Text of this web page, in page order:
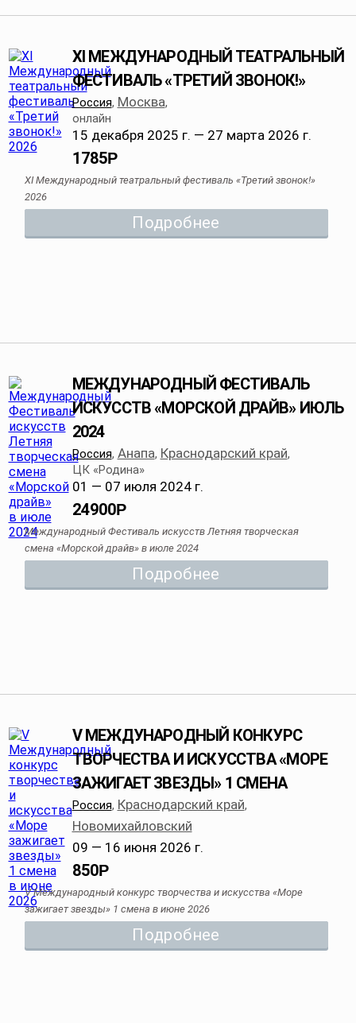
XI МЕЖДУНАРОДНЫЙ ТЕАТРАЛЬНЫЙ
ФЕСТИВАЛЬ «ТРЕТИЙ ЗВОНОК!»
Россия, Москва,
онлайн
15 декабря 2025 г. — 27 марта 2026 г.
1785Р
XI Международный театральный фестиваль «Третий звонок!»
2026
Подробнее
МЕЖДУНАРОДНЫЙ ФЕСТИВАЛЬ
ИСКУССТВ «МОРСКОЙ ДРАЙВ» ИЮЛЬ
2024
Россия, Анапа, Краснодарский край,
ЦК «Родина»
01 — 07 июля 2024 г.
24900Р
Международный Фестиваль искусств Летняя творческая
смена «Морской драйв» в июле 2024
Подробнее
V МЕЖДУНАРОДНЫЙ КОНКУРС
ТВОРЧЕСТВА И ИСКУССТВА «МОРЕ
ЗАЖИГАЕТ ЗВЕЗДЫ» 1 СМЕНА
Россия, Краснодарский край,
Новомихайловский
09 — 16 июня 2026 г.
850Р
V Международный конкурс творчества и искусства «Море
зажигает звезды» 1 смена в июне 2026
Подробнее